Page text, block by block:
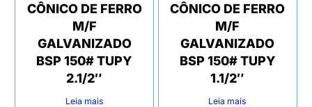
CÔNICO DE FERRO
M/F
GALVANIZADO
BSP 150# TUPY
2.1/2″
Leia mais
CÔNICO DE FERRO
M/F
GALVANIZADO
BSP 150# TUPY
1.1/2″
Leia mais